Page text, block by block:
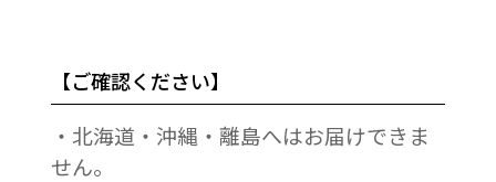
【ご確認ください】
・北海道・沖縄・離島へはお届けできま
せん。